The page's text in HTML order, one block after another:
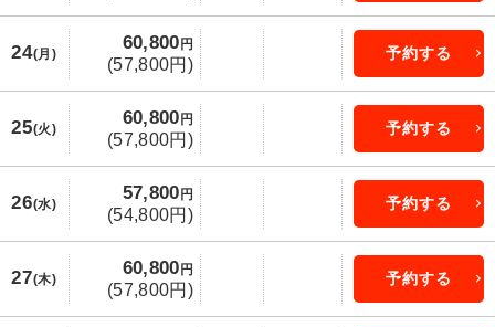
24(月)
60,800 円
(57,800円)
予約する
25(火)
60,800 円
(57,800円)
予約する
26(水)
57,800 円
(54,800円)
予約する
27(木)
60,800 円
(57,800円)
予約する